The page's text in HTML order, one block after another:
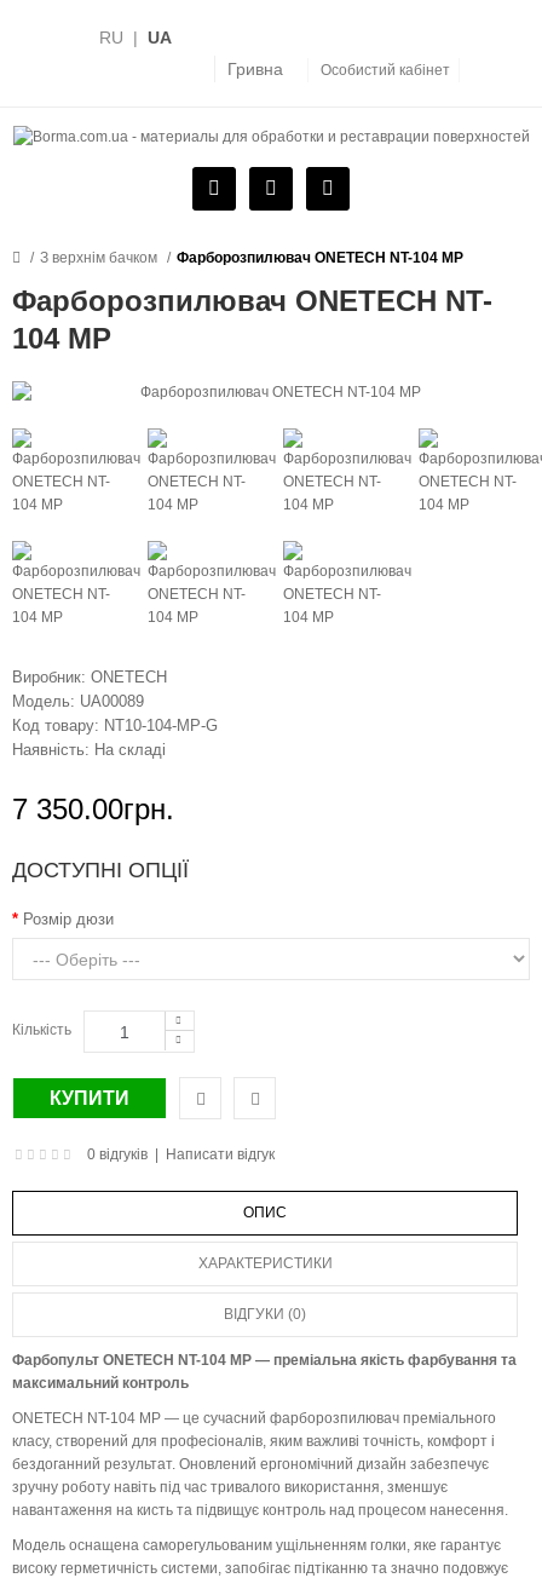
RU | UA
Гривна
Особистий кабінет
З верхнім бачком Фарборозпилювач ONETECH NT-104 MP
Фарборозпилювач ONETECH NT-
104 MP
Виробник: ONETECH
Модель: UA00089
Код товару: NT10-104-MP-G
Наявність: На складі
7 350.00грн.
ДОСТУПНІ ОПЦІЇ
Розмір дюзи
Кількість
0 відгуків Написати відгук
ОПИС
ХАРАКТЕРИСТИКИ
ВІДГУКИ (0)
Фарбопульт ONETECH NT-104 MP — преміальна якість фарбування та
максимальний контроль
ONETECH NT-104 MP — це сучасний фарборозпилювач преміального
класу, створений для професіоналів, яким важливі точність, комфорт і
бездоганний результат. Оновлений ергономічний дизайн забезпечує
зручну роботу навіть під час тривалого використання, зменшує
навантаження на кисть та підвищує контроль над процесом нанесення.
Модель оснащена саморегульованим ущільненням голки, яке гарантує
високу герметичність системи, запобігає підтіканню та значно подовжує